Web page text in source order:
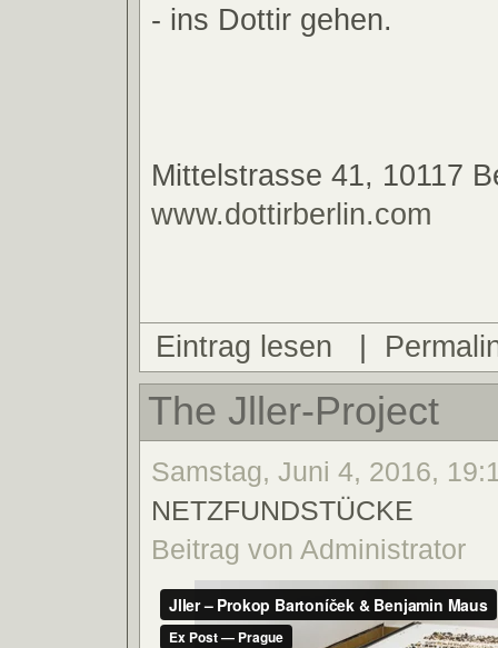
- ins Dottir gehen.
Mittelstrasse 41, 10117
www.dottirberlin.com
Eintrag lesen
The Jller-Project
Samstag, Juni 4, 2016,
NETZFUNDSTÜCKE
Beitrag von Administrator